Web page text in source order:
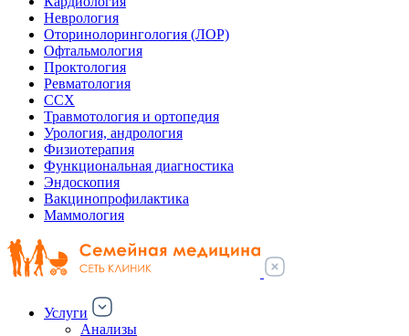
Неврология
Оторинолорингология (ЛОР)
Офтальмология
Проктология
Ревматология
ССХ
Травмотология и ортопедия
Урология, андрология
Физиотерапия
Функциональная диагностика
Эндоскопия
Вакцинопрофилактика
Маммология
Услуги
Анализы